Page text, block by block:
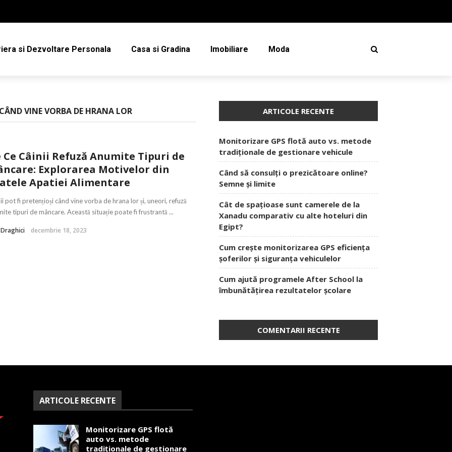
si Dezvoltare Personala Casa si Gradina Imobiliare Moda
VINE VORBA DE HRANA LOR
Ce Câinii Refuză Anumite Tipuri de
Explorarea Motivelor din
Apatiei Alimentare
pot fi pretențioși când vine vorba de hrana lor și, uneori, refuză
tipuri de mâncare. Această situație poate fi frustrantă ...
decembrie 18, 2023
ARTICOLE RECENTE
Monitorizare GPS flotă auto vs. metode
tradiționale de gestionare vehicule
Când să consulți o prezicătoare online?
Semne și limite
Cât de spațioase sunt camerele de la
Xanadu comparativ cu alte hoteluri din
Egipt?
Cum crește monitorizarea GPS eficiența
șoferilor și siguranța vehiculelor
Cum ajută programele After School la
îmbunătățirea rezultatelor școlare
COMENTARII RECENTE
ARTICOLE RECENTE
Monitorizare GPS flotă
auto vs. metode
tradiționale de gestionare